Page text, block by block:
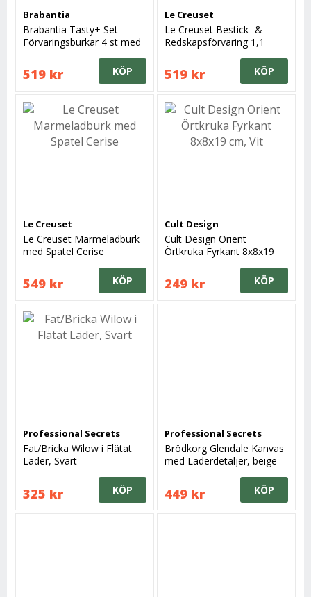
Brabantia
Brabantia Tasty+ Set
Förvaringsburkar 4 st med
519 kr KÖP
Le Creuset
Le Creuset Bestick- &
Redskapsförvaring 1,1
519 kr KÖP
Le Creuset
Le Creuset Marmeladburk
med Spatel Cerise
549 kr KÖP
Cult Design
Cult Design Orient
Örtkruka Fyrkant 8x8x19
249 kr KÖP
Professional Secrets
Fat/Bricka Wilow i Flätat
Läder, Svart
325 kr KÖP
Professional Secrets
Brödkorg Glendale Kanvas
med Läderdetaljer, beige
449 kr KÖP